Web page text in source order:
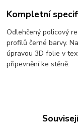
Kompletní
Odlehčený policový
profilů černé barvy.
úpravou 3D folie v
připevnění ke stěně.